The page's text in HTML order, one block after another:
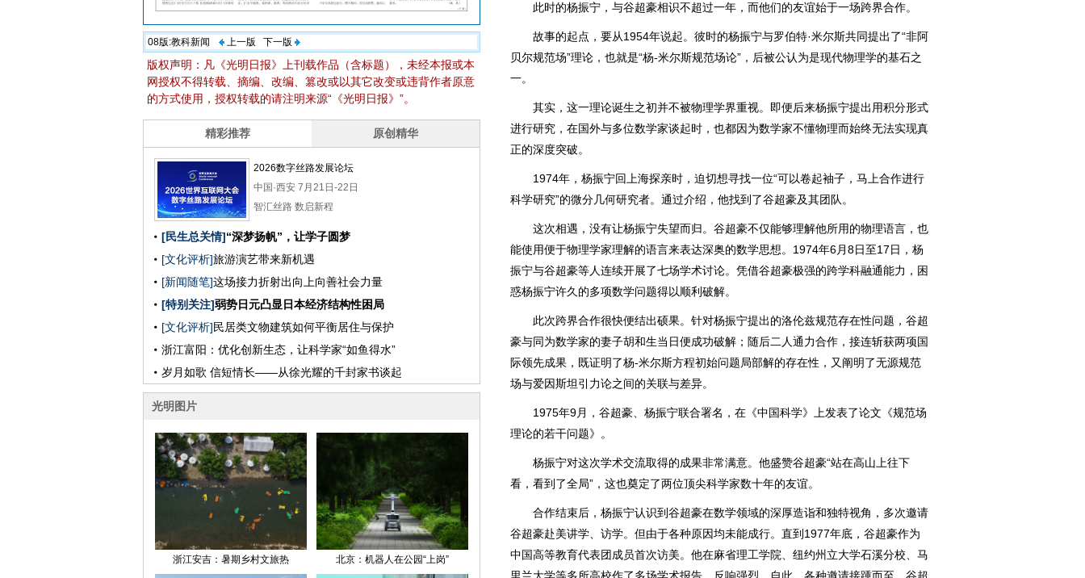
08版:教科新闻 上一版 下一版
版权声明：凡《光明日报》上刊载作品（含标题），未经本报或本
网授权不得转载、摘编、改编、篡改或以其它改变或违背作者原意
的方式使用，授权转载的请注明来源“《光明日报》”。
此时的杨振宁，与谷超豪相识不超过一年，而他们的友谊始于一场跨界合作。
故事的起点，要从1954年说起。彼时的杨振宁与罗伯特·米尔斯共同提出了“非阿
贝尔规范场”理论，也就是“杨-米尔斯规范场论”，后被公认为是现代物理学的基石之
一。
其实，这一理论诞生之初并不被物理学界重视。即便后来杨振宁提出用积分形式
进行研究，在国外与多位数学家谈起时，也都因为数学家不懂物理而始终无法实现真
正的深度突破。
1974年，杨振宁回上海探亲时，迫切想寻找一位“可以卷起袖子，马上合作进行
科学研究”的微分几何研究者。通过介绍，他找到了谷超豪及其团队。
这次相遇，没有让杨振宁失望而归。谷超豪不仅能够理解他所用的物理语言，也
能使用便于物理学家理解的语言来表达深奥的数学思想。1974年6月8日至17日，杨
振宁与谷超豪等人连续开展了七场学术讨论。凭借谷超豪极强的跨学科融通能力，困
惑杨振宁许久的多项数学问题得以顺利破解。
此次跨界合作很快便结出硕果。针对杨振宁提出的洛伦兹规范存在性问题，谷超
豪与同为数学家的妻子胡和生当日便成功破解；随后二人通力合作，接连斩获两项国
际领先成果，既证明了杨-米尔斯方程初始问题局部解的存在性，又阐明了无源规范
场与爱因斯坦引力论之间的关联与差异。
1975年9月，谷超豪、杨振宁联合署名，在《中国科学》上发表了论文《规范场
理论的若干问题》。
杨振宁对这次学术交流取得的成果非常满意。他盛赞谷超豪“站在高山上往下
看，看到了全局”，这也奠定了两位顶尖科学家数十年的友谊。
合作结束后，杨振宁认识到谷超豪在数学领域的深厚造诣和独特视角，多次邀请
谷超豪赴美讲学、访学。但由于各种原因均未能成行。直到1977年底，谷超豪作为
中国高等教育代表团成员首次访美。他在麻省理工学院、纽约州立大学石溪分校、马